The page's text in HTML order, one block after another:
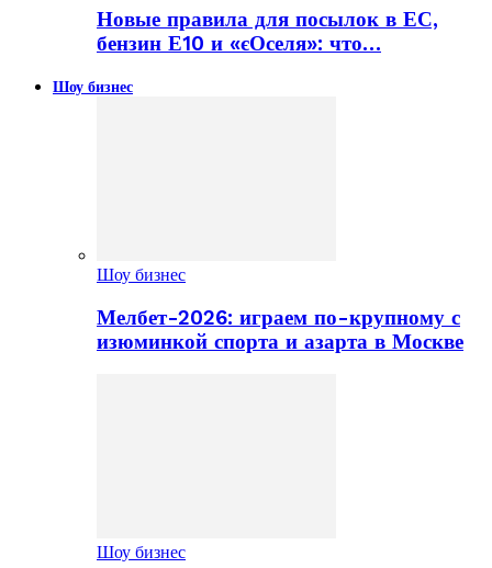
Новые правила для посылок в ЕС,
бензин Е10 и «єОселя»: что…
Шоу бизнес
Шоу бизнес
Мелбет-2026: играем по-крупному с
изюминкой спорта и азарта в Москве
Шоу бизнес